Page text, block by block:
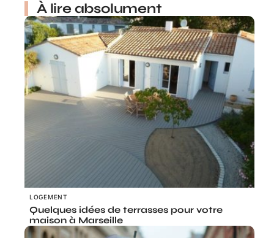
À lire absolument
LOGEMENT
Quelques idées de terrasses pour votre
maison à Marseille